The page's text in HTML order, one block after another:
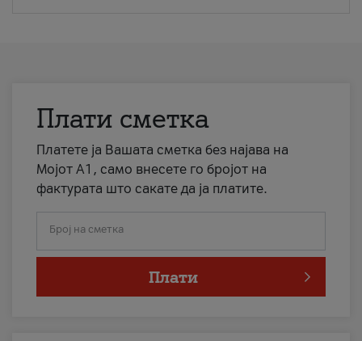
Плати сметка
Платете ја Вашата сметка без најава на
Мојот А1, само внесете го бројот на
фактурата што сакате да ја платите.
Број на сметка
Плати